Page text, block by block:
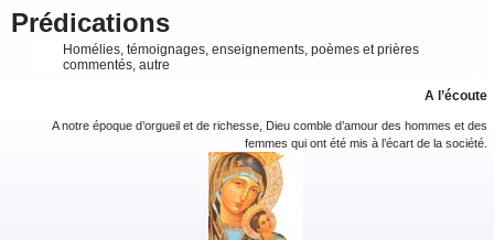
Prédications
Homélies, témoignages, enseignements, poèmes et prières
commentés, autre
A l’écoute
A notre époque d’orgueil et de richesse, Dieu comble d’amour des hommes et des
femmes qui ont été mis à l’écart de la société.